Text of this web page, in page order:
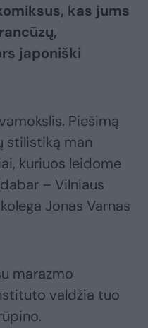
kas jums
japoniški
Piešimą
stilistiką man
kuriuos leidome
– Vilniaus
Jonas Varnas
marazmo
valdžia tuo